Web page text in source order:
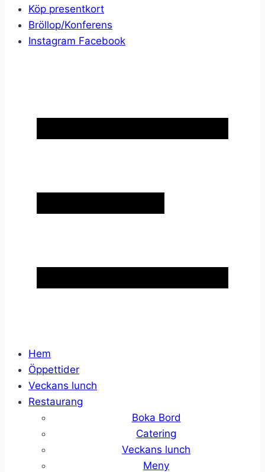
Köp presentkort
Bröllop/Konferens
Instagram Facebook
Hem
Öppettider
Veckans lunch
Restaurang
Boka Bord
Catering
Veckans lunch
Meny